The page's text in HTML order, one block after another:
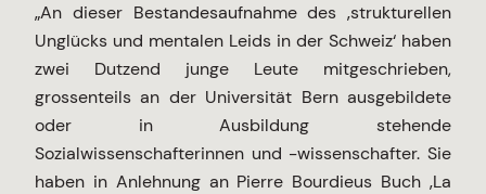
„An dieser Bestandesaufnahme des ‚strukturellen
Unglücks und mentalen Leids in der Schweiz‘ haben
zwei Dutzend junge Leute mitgeschrieben,
grossenteils an der Universität Bern ausgebildete
oder in Ausbildung stehende
Sozialwissenschafterinnen und -wissenschafter. Sie
haben in Anlehnung an Pierre Bourdieus Buch ‚La